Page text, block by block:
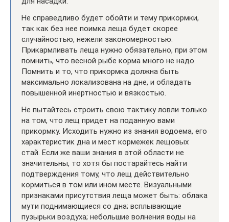
Не справедливо будет обойти и тему прикормки,
так как без нее поимка леща будет скорее
случайностью, нежели закономерностью.
Прикармливать леща нужно обязательно, при этом
помнить, что весной рыбе корма много не надо.
Помнить и то, что прикормка должна быть
максимально локализована на дне, и обладать
повышенной инертностью и вязкостью.
Не пытайтесь строить свою тактику ловли только
на том, что лещ придет на поданную вами
прикормку. Исходить нужно из знания водоема, его
характеристик дна и мест кормежек лещовых
стай. Если же ваши знания в этой области не
значительны, то хотя бы постарайтесь найти
подтверждения тому, что лещ действительно
кормиться в том или ином месте. Визуальными
признаками присутствия леща может быть: облака
мути поднимающиеся со дна; всплывающие
пузырьки воздуха; небольшие волнения воды на